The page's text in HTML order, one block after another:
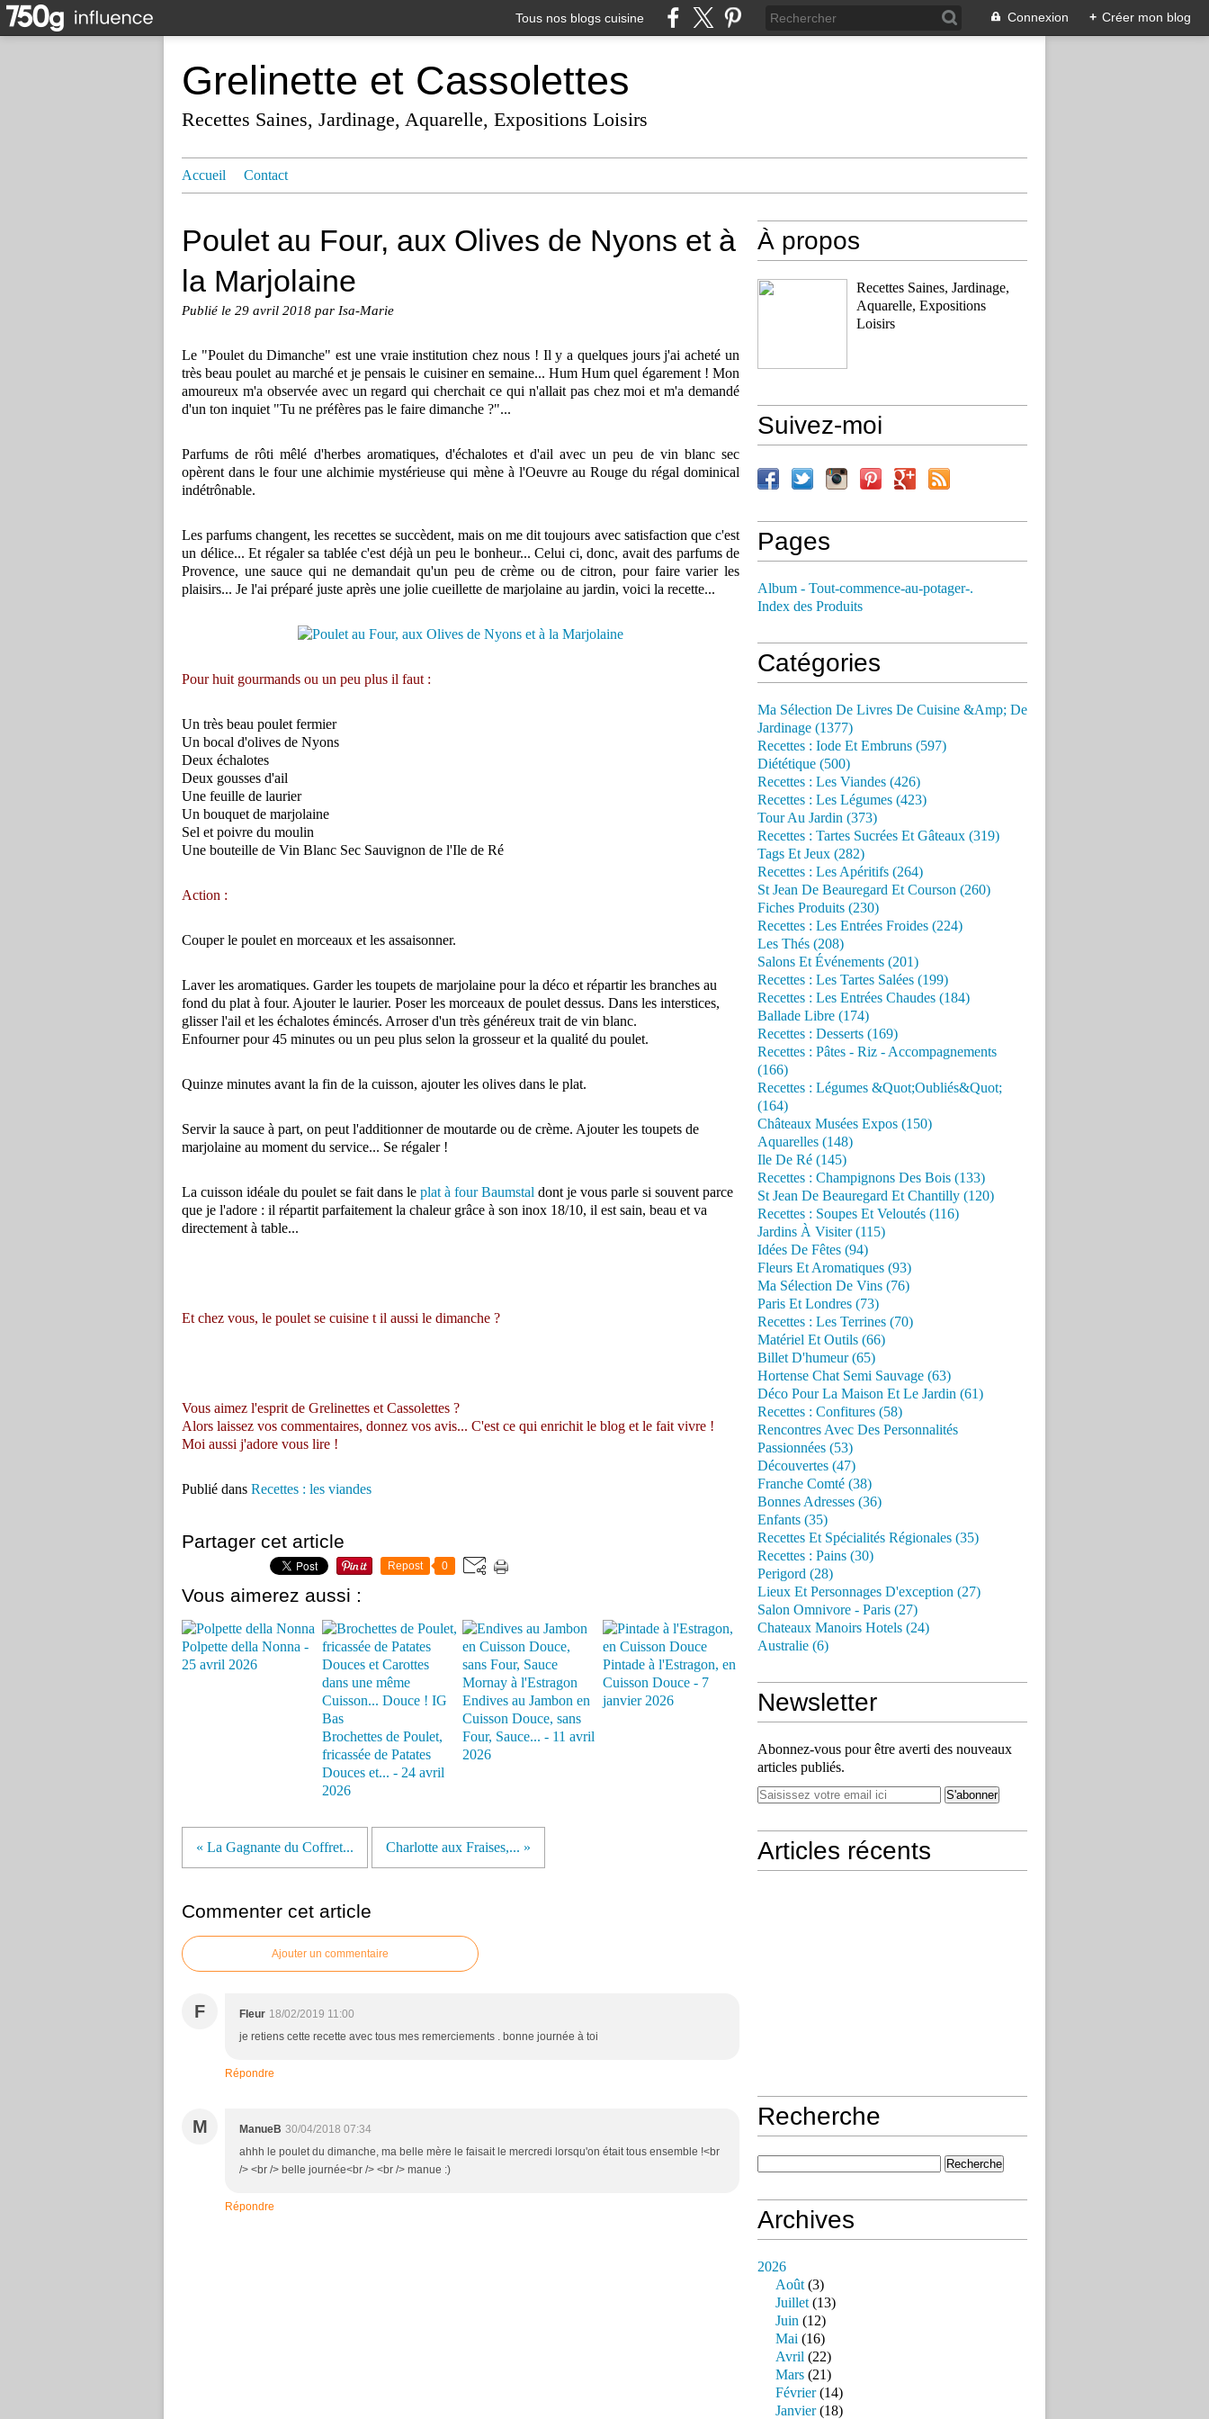
Tous nos blogs cuisine Connexion + Créer mon blog
Grelinette et Cassolettes
Recettes Saines, Jardinage, Aquarelle, Expositions Loisirs
Accueil Contact
Poulet au Four, aux Olives de Nyons et à
la Marjolaine
Publié le 29 avril 2018 par Isa-Marie
Le "Poulet du Dimanche" est une vraie institution chez nous ! Il y a quelques jours j'ai acheté un
très beau poulet au marché et je pensais le cuisiner en semaine... Hum Hum quel égarement ! Mon
amoureux m'a observée avec un regard qui cherchait ce qui n'allait pas chez moi et m'a demandé
d'un ton inquiet "Tu ne préfères pas le faire dimanche ?"...
Parfums de rôti mêlé d'herbes aromatiques, d'échalotes et d'ail avec un peu de vin blanc sec
opèrent dans le four une alchimie mystérieuse qui mène à l'Oeuvre au Rouge du régal dominical
indétrônable.
Les parfums changent, les recettes se succèdent, mais on me dit toujours avec satisfaction que c'est
un délice... Et régaler sa tablée c'est déjà un peu le bonheur... Celui ci, donc, avait des parfums de
Provence, une sauce qui ne demandait qu'un peu de crème ou de citron, pour faire varier les
plaisirs... Je l'ai préparé juste après une jolie cueillette de marjolaine au jardin, voici la recette...
Pour huit gourmands ou un peu plus il faut :
Un très beau poulet fermier
Un bocal d'olives de Nyons
Deux échalotes
Deux gousses d'ail
Une feuille de laurier
Un bouquet de marjolaine
Sel et poivre du moulin
Une bouteille de Vin Blanc Sec Sauvignon de l'Ile de Ré
Action :
Couper le poulet en morceaux et les assaisonner.
Laver les aromatiques. Garder les toupets de marjolaine pour la déco et répartir les branches au
fond du plat à four. Ajouter le laurier. Poser les morceaux de poulet dessus. Dans les interstices,
glisser l'ail et les échalotes émincés. Arroser d'un très généreux trait de vin blanc.
Enfourner pour 45 minutes ou un peu plus selon la grosseur et la qualité du poulet.
Quinze minutes avant la fin de la cuisson, ajouter les olives dans le plat.
Servir la sauce à part, on peut l'additionner de moutarde ou de crème. Ajouter les toupets de
marjolaine au moment du service... Se régaler !
La cuisson idéale du poulet se fait dans le plat à four Baumstal dont je vous parle si souvent parce
que je l'adore : il répartit parfaitement la chaleur grâce à son inox 18/10, il est sain, beau et va
directement à table...
Et chez vous, le poulet se cuisine t il aussi le dimanche ?
Vous aimez l'esprit de Grelinettes et Cassolettes ?
Alors laissez vos commentaires, donnez vos avis... C'est ce qui enrichit le blog et le fait vivre !
Moi aussi j'adore vous lire !
Publié dans Recettes : les viandes
Partager cet article
Repost 0
Vous aimerez aussi :
Polpette della Nonna -
25 avril 2026
Brochettes de Poulet,
fricassée de Patates
Douces et... - 24 avril
2026
Endives au Jambon en
Cuisson Douce, sans
Four, Sauce... - 11 avril
2026
Pintade à l'Estragon, en
Cuisson Douce - 7
janvier 2026
« La Gagnante du Coffret... Charlotte aux Fraises,... »
Commenter cet article
Ajouter un commentaire
F Fleur 18/02/2019 11:00
je retiens cette recette avec tous mes remerciements . bonne journée à toi
Répondre
M ManueB 30/04/2018 07:34
ahhh le poulet du dimanche, ma belle mère le faisait le mercredi lorsqu'on était tous ensemble !<br
/> <br /> belle journée<br /> <br /> manue :)
Répondre
À propos
Recettes Saines, Jardinage,
Aquarelle, Expositions
Loisirs
Suivez-moi
Pages
Album - Tout-commence-au-potager-.
Index des Produits
Catégories
Ma Sélection De Livres De Cuisine &Amp; De
Jardinage (1377)
Recettes : Iode Et Embruns (597)
Diététique (500)
Recettes : Les Viandes (426)
Recettes : Les Légumes (423)
Tour Au Jardin (373)
Recettes : Tartes Sucrées Et Gâteaux (319)
Tags Et Jeux (282)
Recettes : Les Apéritifs (264)
St Jean De Beauregard Et Courson (260)
Fiches Produits (230)
Recettes : Les Entrées Froides (224)
Les Thés (208)
Salons Et Événements (201)
Recettes : Les Tartes Salées (199)
Recettes : Les Entrées Chaudes (184)
Ballade Libre (174)
Recettes : Desserts (169)
Recettes : Pâtes - Riz - Accompagnements
(166)
Recettes : Légumes &Quot;Oubliés&Quot;
(164)
Châteaux Musées Expos (150)
Aquarelles (148)
Ile De Ré (145)
Recettes : Champignons Des Bois (133)
St Jean De Beauregard Et Chantilly (120)
Recettes : Soupes Et Veloutés (116)
Jardins À Visiter (115)
Idées De Fêtes (94)
Fleurs Et Aromatiques (93)
Ma Sélection De Vins (76)
Paris Et Londres (73)
Recettes : Les Terrines (70)
Matériel Et Outils (66)
Billet D'humeur (65)
Hortense Chat Semi Sauvage (63)
Déco Pour La Maison Et Le Jardin (61)
Recettes : Confitures (58)
Rencontres Avec Des Personnalités
Passionnées (53)
Découvertes (47)
Franche Comté (38)
Bonnes Adresses (36)
Enfants (35)
Recettes Et Spécialités Régionales (35)
Recettes : Pains (30)
Perigord (28)
Lieux Et Personnages D'exception (27)
Salon Omnivore - Paris (27)
Chateaux Manoirs Hotels (24)
Australie (6)
Newsletter
Abonnez-vous pour être averti des nouveaux
articles publiés.
Articles récents
Recherche
Archives
2026
Août(3)
Juillet(13)
Juin (12)
Mai (16)
Avril (22)
Mars (21)
Février(14)
Janvier(18)